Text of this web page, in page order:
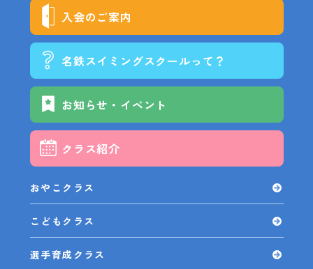
入会のご案内
名鉄スイミングスクールって？
お知らせ・イベント
クラス紹介
おやこクラス
こどもクラス
選手育成クラス